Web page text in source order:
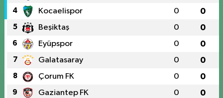
4 Kocaelispor 0 0
5 Beşiktaş 0 0
6 Eyüpspor 0 0
7 Galatasaray 0 0
8 Çorum FK 0 0
9 Gaziantep FK 0 0